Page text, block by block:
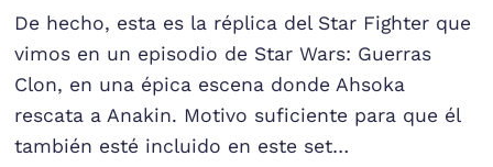
De hecho, esta es la réplica del Star Fighter que
vimos en un episodio de Star Wars: Guerras
Clon, en una épica escena donde Ahsoka
rescata a Anakin. Motivo suficiente para que él
también esté incluido en este set…